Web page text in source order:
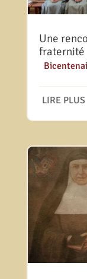
Une
fraternité
LIRE PLUS